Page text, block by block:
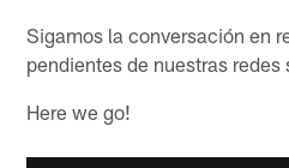
Sigamos la conversación en
pendientes de nuestras redes
Here we go!